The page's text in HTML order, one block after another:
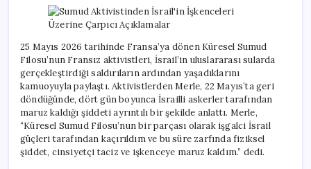
Üzerine
Çarpıcı
için
25 Mayıs 2026 tarihinde Fransa’ya dönen Küresel Sumud
Filosu’nun Fransız aktivistleri, İsrail’in uluslararası sularda
gerçekleştirdiği saldırıların ardından yaşadıklarını
kamuoyuyla paylaştı. Aktivistlerden Merle, 22 Mayıs’ta geri
döndüğünde, dört gün boyunca İsrailli askerler tarafından
maruz kaldığı şiddeti ayrıntılı bir şekilde anlattı. Merle,
“Küresel Sumud Filosu’nun bir parçası olarak işgalci İsrail
güçleri tarafından kaçırıldım ve bu süre zarfında fiziksel
şiddet, cinsiyetçi taciz ve işkenceye maruz kaldım.” dedi.